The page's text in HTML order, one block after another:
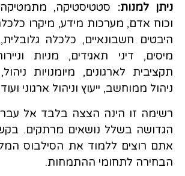
ניתן למנות: סטטיסטיקה,
וכוח אדם, מערכות מידע, מיקרו
היבטים חשבונאיים, כלכלה גלובלית,
מיסים, דיני תאגידים, מניות
תקציבית לארגונים, מיומנויות
ניהול ממוחשב, ייעוץ וניהול ארגוני
רשימה זו הינה הצצה בלבד אל עבר
הגדושה בשלל נושאים מרתקים.
אתם רוצים ללמוד את הסילבוס
הבחירה לתחומי ההתמחות.